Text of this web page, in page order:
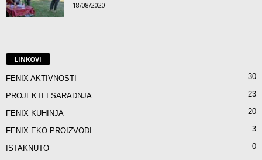
18/08/2020
LINKOVI
FENIX AKTIVNOSTI 30
PROJEKTI I SARADNJA 23
FENIX KUHINJA 20
FENIX EKO PROIZVODI 3
ISTAKNUTO 0